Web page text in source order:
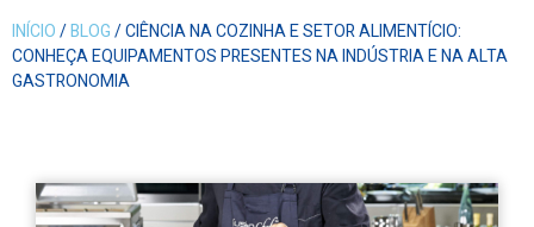
INÍCIO/BLOG/ CIÊNCIA NA COZINHA E SETOR ALIMENTÍCIO:
CONHEÇA EQUIPAMENTOS PRESENTES NA INDÚSTRIA E NA ALTA
GASTRONOMIA